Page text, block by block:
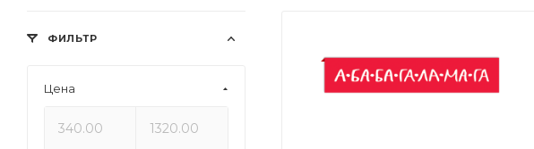
ФИЛЬТР
Цена